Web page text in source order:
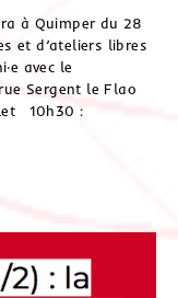
à Quimper du 28
et d’ateliers libres
avec le
Sergent le Flao
10h30 :